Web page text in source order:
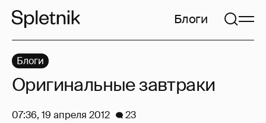
Блоги
Блоги
Оригинальные завтраки
07:36, 19 апреля 2012
23